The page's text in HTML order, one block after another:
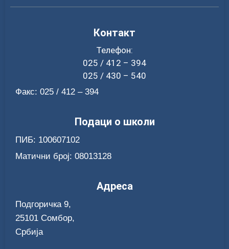
Контакт
Телефон:
025 / 412 – 394
025 / 430 – 540
Факс: 025 / 412 – 394
Подаци о школи
ПИБ: 100607102
Матични број: 08013128
Адреса
Подгоричка 9,
25101 Сомбор,
Србија